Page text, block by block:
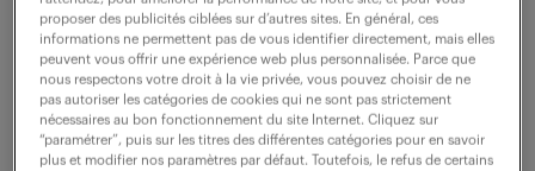
opportunité.
recevez chaque semaine par mail les offres qui
correspondent à votre dernière recherche.
proposer des publicités ciblées sur d’autres sites. En général, ces
informations ne permettent pas de vous identifier directement, mais elles
peuvent vous offrir une expérience web plus personnalisée. Parce que
nous respectons votre droit à la vie privée, vous pouvez choisir de ne
pas autoriser les catégories de cookies qui ne sont pas strictement
nécessaires au bon fonctionnement du site Internet. Cliquez sur
“paramétrer”, puis sur les titres des différentes catégories pour en savoir
plus et modifier nos paramètres par défaut. Toutefois, le refus de certains